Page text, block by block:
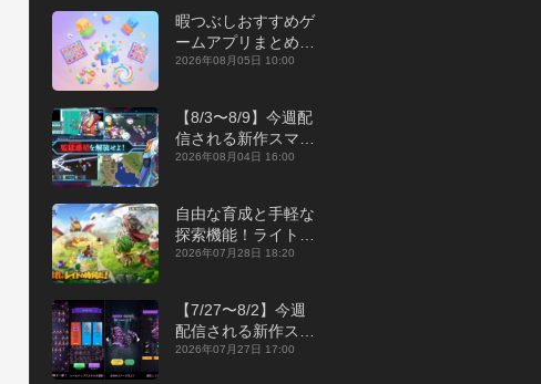
暇つぶしおすすめゲ
ームアプリまとめ｜
オフライン対応あり
2026年08月05日 10:00
【8/3〜8/9】今週配
信される新作スマホ
ゲームをまとめてお
2026年08月04日 16:00
自由な育成と手軽な
探索機能！ライトカ
ジュアルMMORPG
征』【最新作PICKU
P】
2026年07月28日 18:20
【7/27〜8/2】今週
配信される新作スマ
ホゲームをまとめて
2026年07月27日 17:00